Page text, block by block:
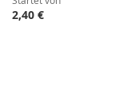
2,40 €